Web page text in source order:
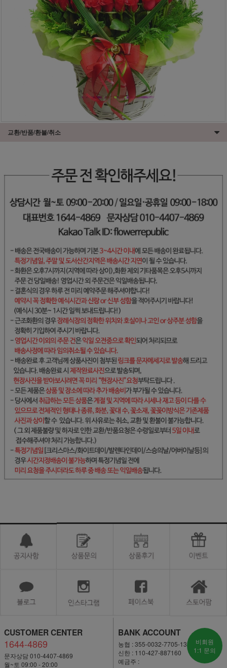
교환/반품/환불/취소
CUSTOMER CENTER
1644-4869
문자상담 010-4407-4869
월~토 09:00 - 20:00
BANK ACCOUNT
농협 : 355-0032-7705-13
신한 : 110-427-887160
예금주 :
비회원
1:1 문의